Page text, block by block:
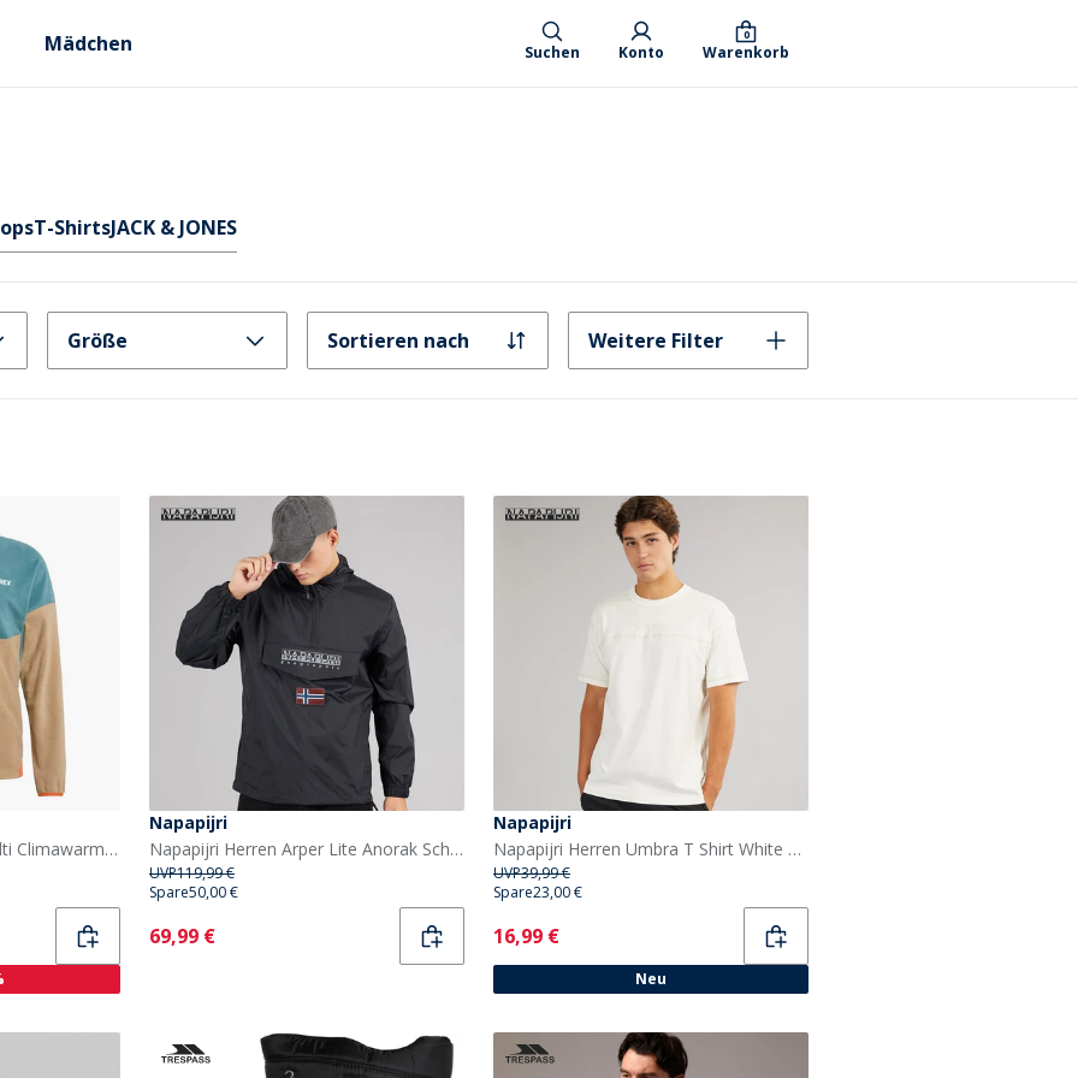
Mädchen Suchen Konto Warenkorb
0
T-ShirtsJACK & JONES
Größe Sortieren nach Weitere Filter
adidas Herren Terrex Multi Climawarm Fleece Anorak Preloved Teal/Cardboard/Semi Impact Orange
Napapijri
Napapijri Herren Arper Lite Anorak Schwarz
UVP119,99 €
Spare50,00 €
Current
69,99 €
Napapijri
Napapijri Herren Umbra T Shirt White Whisper
UVP39,99 €
Spare23,00 €
Current
16,99 €
Neu